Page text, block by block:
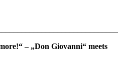
– „Don Giovanni“ meets